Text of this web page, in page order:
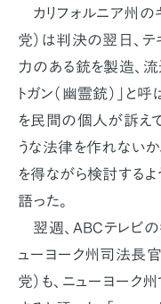
カリフォルニア州の
党）は判決の翌日、テ
力のある銃を製造、流
トガン（幽霊銃）」と
を民間の個人が訴え
うな法律を作れない
を得ながら検討するよ
語った。
翌週、ABCテレビの
ューヨーク州司法長官
党）も、ニューヨーク